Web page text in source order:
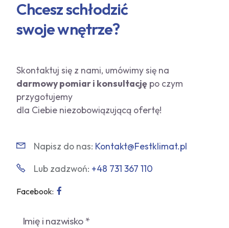
Chcesz schłodzić
swoje wnętrze?
Skontaktuj się z nami, umówimy się na
darmowy pomiar i konsultację po czym
przygotujemy
dla Ciebie niezobowiązującą ofertę!
Napisz do nas: Kontakt@Festklimat.pl
Lub zadzwoń: +48 731 367 110
Facebook: